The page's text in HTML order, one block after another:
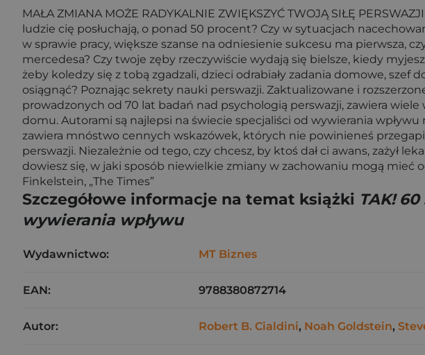
MAŁA ZMIANA MOŻE RADYKALNIE ZWIĘKSZYĆ TWOJĄ SIŁĘ
ludzie cię posłuchają, o ponad 50 procent? Czy w sytuacjach
w sprawie pracy, większe szanse na odniesienie sukcesu ma pierwsza,
mercedesa? Czy twoje zęby rzeczywiście wydają się bielsze, kiedy
żeby koledzy się z tobą zgadzali, dzieci odrabiały zadania domowe, szef
osiągnąć? Poznając sekrety nauki perswazji. Zaktualizowane i
prowadzonych od 70 lat badań nad psychologią perswazji, zawiera
domu. Autorami są najlepsi na świecie specjaliści od wywierania
zawiera mnóstwo cennych wskazówek, których nie powinieneś
perswazji. Niezależnie od tego, czy chcesz, by ktoś dał ci awans, zażył
dowiesz się, w jaki sposób niewielkie zmiany w zachowaniu mogą mieć
Finkelstein, „The Times”
Szczegółowe informacje na temat książki TAK!
wywierania wpływu
Wydawnictwo: MT Biznes
EAN: 9788380872714
Autor: Robert B. Cialdini, Noah Goldstein,